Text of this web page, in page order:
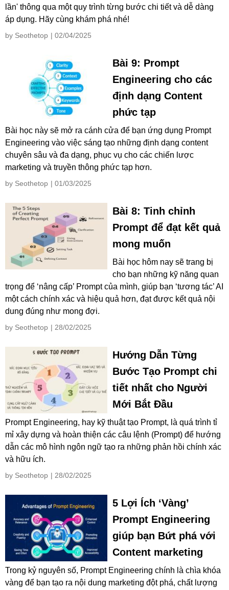
lần' thông qua một quy trình từng bước chi tiết và dễ dàng
áp dụng. Hãy cùng khám phá nhé!
by Seothetop | 02/04/2025
Bài 9: Prompt
Engineering cho các
định dạng Content
phức tạp
Bài học này sẽ mở ra cánh cửa để bạn ứng dụng Prompt
Engineering vào việc sáng tạo những định dạng content
chuyên sâu và đa dạng, phục vụ cho các chiến lược
marketing và truyền thông phức tạp hơn.
by Seothetop | 01/03/2025
Bài 8: Tinh chỉnh
Prompt để đạt kết quả
mong muốn
Bài học hôm nay sẽ trang bị
cho bạn những kỹ năng quan
trọng để ‘nâng cấp’ Prompt của mình, giúp bạn ‘tương tác’ AI
một cách chính xác và hiệu quả hơn, đạt được kết quả nội
dung đúng như mong đợi.
by Seothetop | 28/02/2025
Hướng Dẫn Từng
Bước Tạo Prompt chi
tiết nhất cho Người
Mới Bắt Đầu
Prompt Engineering, hay kỹ thuật tạo Prompt, là quá trình tỉ
mỉ xây dựng và hoàn thiện các câu lệnh (Prompt) để hướng
dẫn các mô hình ngôn ngữ tạo ra những phản hồi chính xác
và hữu ích.
by Seothetop | 28/02/2025
5 Lợi Ích ‘Vàng’
Prompt Engineering
giúp bạn Bứt phá với
Content marketing
Trong kỷ nguyên số, Prompt Engineering chính là chìa khóa
vàng để bạn tạo ra nội dung marketing đột phá, chất lượng